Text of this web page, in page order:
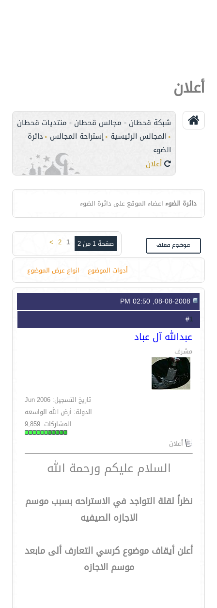
أعلان
شبكة قحطان - مجالس قحطان - منتديات قحطان
> المجالس الرئيسية >إستراحة المجالس > دائرة
الضوء
أعلان
دائرة الضوء اعضاء الموقع على دائرة الضوء
صفحة 1 من 2 1
2
>
أدوات الموضوع انواع عرض الموضوع
1
عبدالله آل عباد
مشرف
تاريخ التسجيل: Jun 2006
الدولة: أرض الله الواسعه
المشاركات: 9,859
أعلان
السلام عليكم ورحمة الله
نظراً لقلة التواجد في الاستراحه بسبب موسم
الاجازه الصيفيه
أعلن أيقاف موضوع كرسي التعارف ألى مابعد
موسم الاجازه